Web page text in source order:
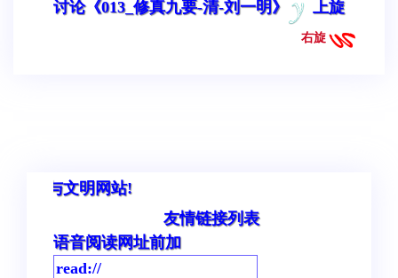
讨论《013_修真九要-清-刘一明》 上旋
右旋
友情链接列表
语音阅读网址前加